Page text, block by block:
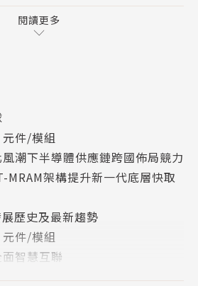
閱讀更多
件/模組
潮下半導體供應鏈跨國佈局競力
MRAM架構提升新一代底層快取
歷史及最新趨勢
件/模組
智慧互聯